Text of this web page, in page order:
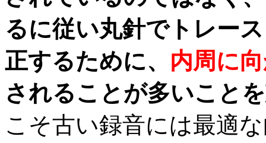
るに従い丸針でトレー
正するために、 内周に
されることが多いこと
こそ古い録音には最適